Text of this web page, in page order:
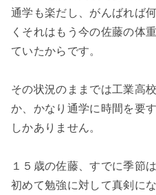
通学も楽だし、がんばれば
くそれはもう今の佐藤の体
ていたからです。
その状況のままでは工業高
か、かなり通学に時間を要
しかありません。
１５歳の佐藤、すでに季節
初めて勉強に対して真剣に